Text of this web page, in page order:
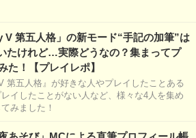
V 第五人格」の新モード“手記の加筆”は
たけれど…実際どうなの？集まってプ
た！【プレイレポ】
第五人格』が好きな人やプレイしたことある
イしたことがない人など、様々な4人を集め
みました！